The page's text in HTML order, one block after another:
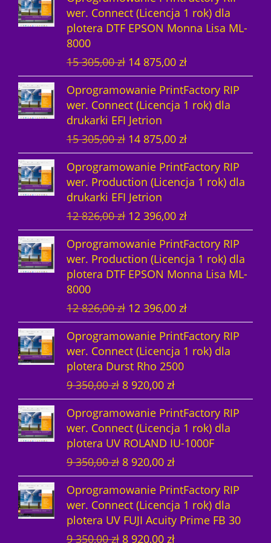
w ó
w
t
ó
w
k
t
wer. Connect (Licencja 1 rok) dla
plotera DTF EPSON Monna Lisa ML-
8000
15 305,00zł P
i
e
r
w
o
t
n
a
c
e
n
a
w
y
o
i
:
1
5
3
0
5
,
0
0
14 875,00 złA
k
t
u
l
n
a
c
n
a
w
y
n
i
:
7
5
,
z
ł
Oprogramowanie PrintFactory RIP
wer. Connect (Licencja 1 rok) dla
drukarki EFI Jetrion
15 305,00zł P
i
e
r
w
o
t
n
a
c
n
a
w
y
n
o
i
ł
:
1
5
3
0
14 875,00 złA
k
t
u
l
n
a
c
e
a
w
y
n
i
:
1
7
5
,
Oprogramowanie PrintFactory RIP
wer. Production (Licencja 1 rok) dla
drukarki EFI Jetrion
12 826,00zł P
i
e
r
w
t
n
a
c
e
n
a
w
y
n
o
i
ł
12 396,00 złA
k
t
u
a
n
a
c
e
w
y
n
o
i
:
1
Oprogramowanie PrintFactory RIP
wer. Production (Licencja 1 rok) dla
plotera DTF EPSON Monna Lisa ML-
8000
12 826,00zł P
i
e
r
w
o
t
n
a
c
e
n
a
w
y
12 396,00 złA
k
t
u
n
a
c
e
a
w
y
n
Oprogramowanie PrintFactory RIP
wer. Connect (Licencja 1 rok) dla
plotera Durst Rho 2500
9 350,00zł P
i
e
r
w
o
t
n
a
c
8 920,00 złA
k
t
u
a
l
n
a
c
e
Oprogramowanie PrintFactory RIP
wer. Connect (Licencja 1 rok) dla
plotera UV ROLAND IU-1000F
9 350,00zł P
i
e
r
w
o
8 920,00 złA
k
t
u
a
l
Oprogramowanie PrintFactory RIP
wer. Connect (Licencja 1 rok) dla
plotera UV FUJI Acuity Prime FB 30
9 350,00zł P
8 920,00 złA